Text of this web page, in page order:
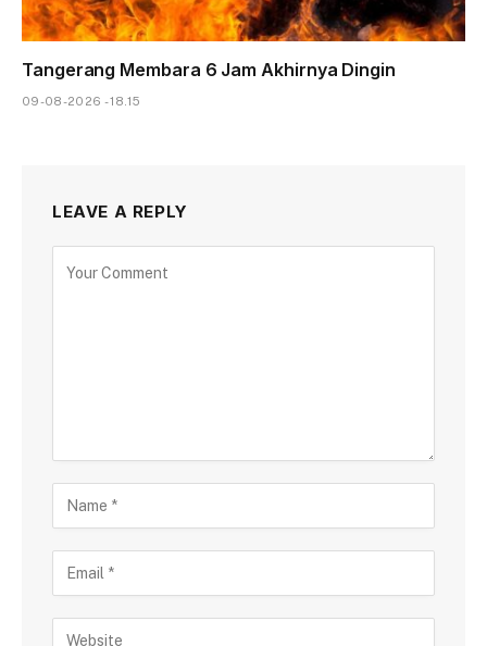
Tangerang Membara 6 Jam Akhirnya Dingin
09-08-2026 - 18.15
LEAVE A REPLY